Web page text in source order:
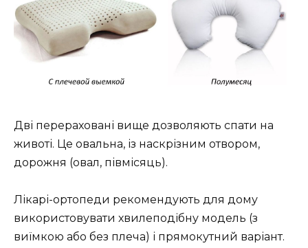
Дві перераховані вище дозволяють спати на
животі. Це овальна, із наскрізним отвором,
дорожня (овал, півмісяць).
Лікарі-ортопеди рекомендують для дому
використовувати хвилеподібну модель (з
виїмкою або без плеча) і прямокутний варіант.